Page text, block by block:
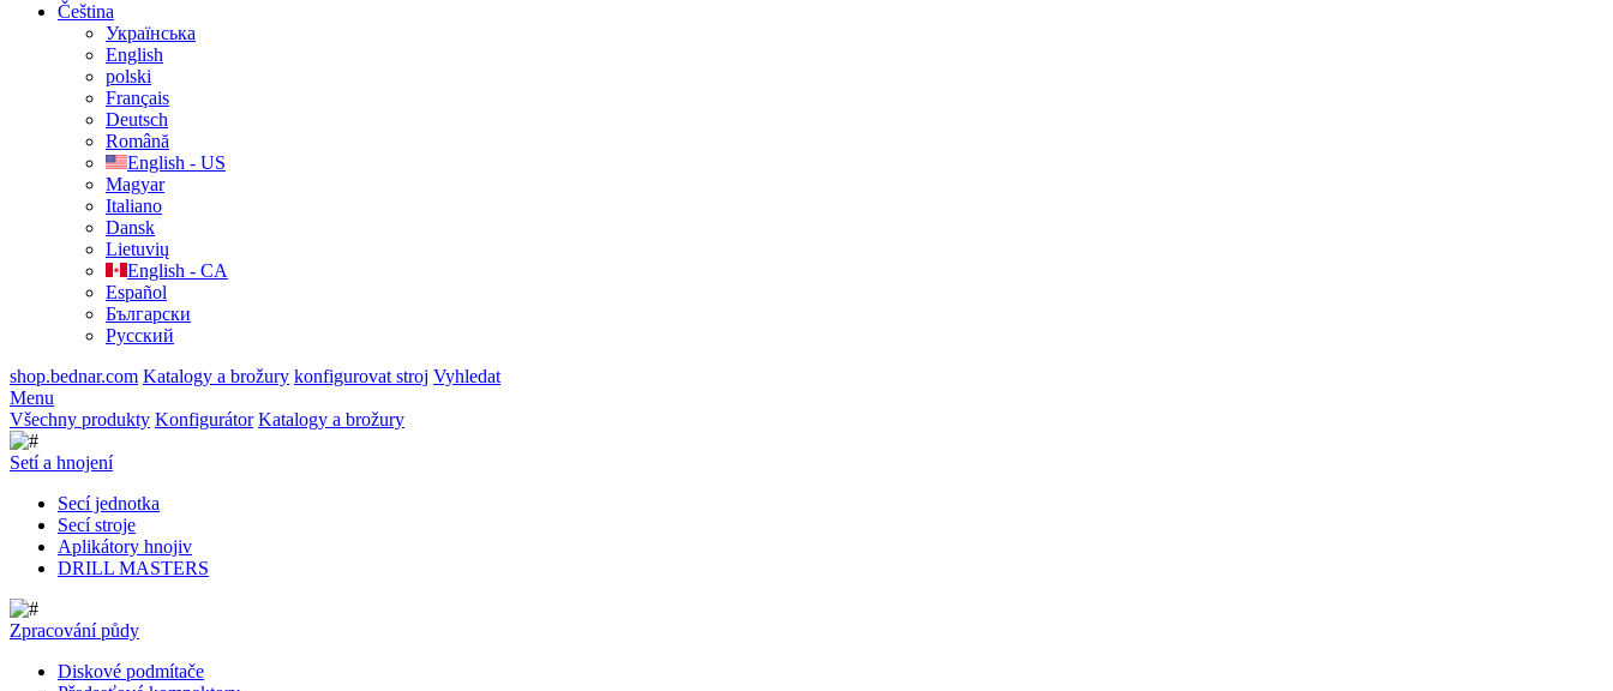
Čeština
Українська
English
polski
Français
Deutsch
Română
English - US
Magyar
Italiano
Dansk
Lietuvių
English - CA
Español
Български
Русский
shop.bednar.com Katalogy a brožury konfigurovat stroj Vyhledat
Menu
Všechny produkty Konfigurátor Katalogy a brožury
Setí a hnojení
Secí jednotka
Secí stroje
Aplikátory hnojiv
DRILL MASTERS
Zpracování půdy
Diskové podmítače